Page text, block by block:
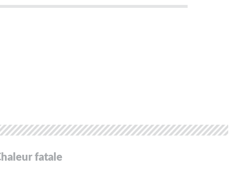
Chaleur fatale